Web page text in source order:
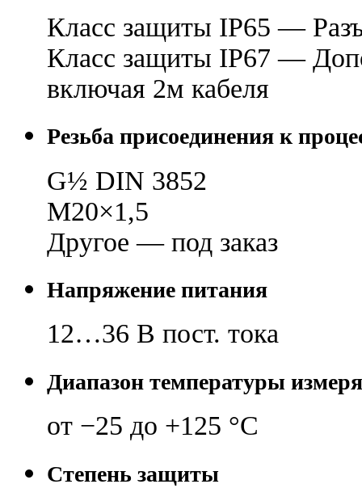
Класс защиты IP65 —
Класс защиты IP67 —
включая 2м кабеля
Резьба присоединения к
G½ DIN 3852
М20×1,5
Другое — под заказ
Напряжение питания
12…36 В пост. тока
Диапазон температуры
от −25 до +125 °C
Степень защиты